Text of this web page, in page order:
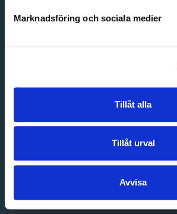
Marknadsföring och sociala medier
Tillåt alla
Tillåt urval
Avvisa